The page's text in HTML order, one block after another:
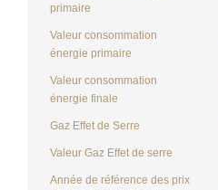
primaire
Valeur consommation
énergie primaire
Valeur consommation
énergie finale
Gaz Effet de Serre
Valeur Gaz Effet de serre
Année de référence des prix